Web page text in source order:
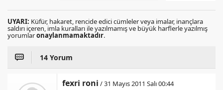
UYARI: Küfür, hakaret, rencide edici cümleler veya imalar, inançlara
saldırı içeren, imla kuralları ile yazılmamış ve büyük harflerle yazılmış
yorumlaronaylanmamaktadır.
14 Yorum
fexri roni / 31 Mayıs 2011 Salı 00:44